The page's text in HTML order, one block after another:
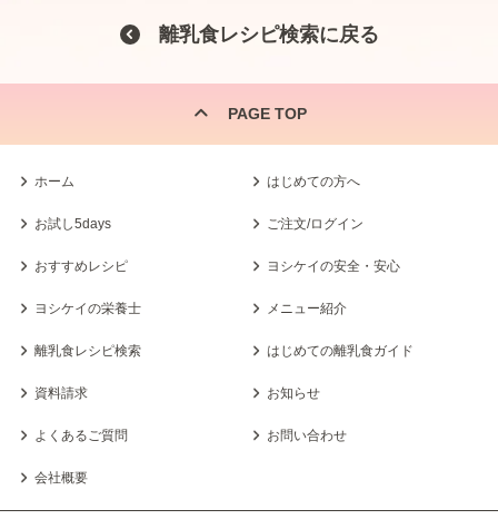
離乳食レシピ検索に戻る
PAGE TOP
ホーム はじめての方へ
お試し5days ご注文/ログイン
おすすめレシピ ヨシケイの安全・安心
ヨシケイの栄養士 メニュー紹介
離乳食レシピ検索 はじめての離乳食ガイド
資料請求 お知らせ
よくあるご質問 お問い合わせ
会社概要